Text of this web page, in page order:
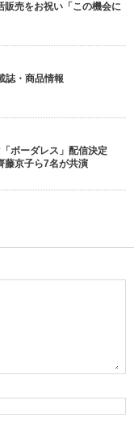
販売をお祝い「この機会に
誌・商品情報
ボーダレス」配信決定
藤京子ら7名が共演